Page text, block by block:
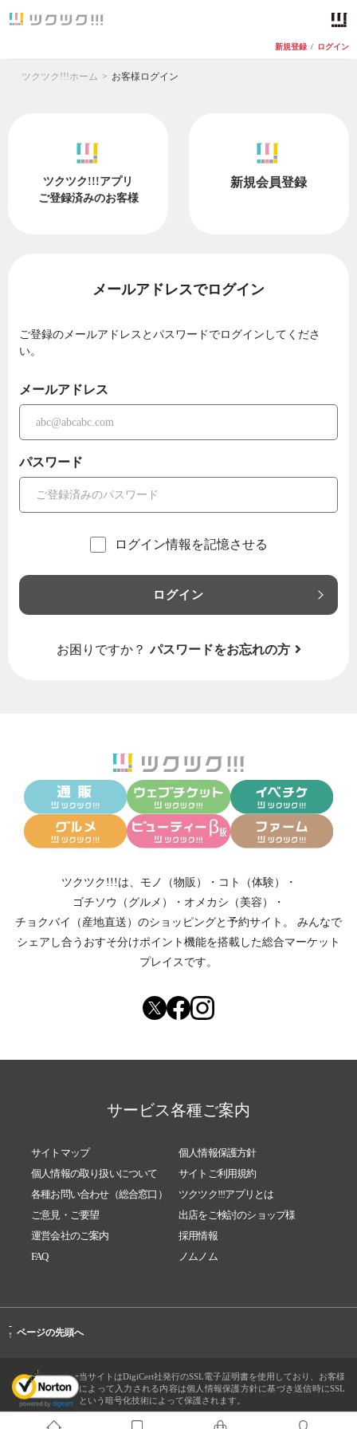
新規登録 / ログイン
ツクツク!!!ホーム お客様ログイン
ツクツク!!!アプリ
ご登録済みのお客様
新規会員登録
メールアドレスでログイン
ご登録のメールアドレスとパスワードでログインしてくださ
い。
メールアドレス
パスワード
ログイン情報を記憶させる
ログイン
お困りですか？ パスワードをお忘れの方
ツクツク!!!は、 モノ（物販） ・ コト（体験）
・
ゴチソウ（グルメ）
・ オメカシ（美容）
・
チョクバイ（産地直送） のショッピングと予約サイト。
みんなで
シェアし合う おすそ分けポイント機能を搭載した総合マーケット
プレイスです。
サービス各種ご案内
サイトマップ
個人情報保護方針
個人情報の取り扱いについて
サイトご利用規約
各種お問い合わせ（総合窓口）
ツクツク!!!アプリとは
ご意見・ご要望
出店をご検討のショップ様
運営会社のご案内
採用情報
FAQ
ノムノム
-
↑ ページの先頭へ
当サイトはDigiCert社発行のSSL電子証明書を使用しており、お客様
によって入力される内容は個人情報保護方針に基づき送信時にSSL
という暗号化技術によって保護されます。